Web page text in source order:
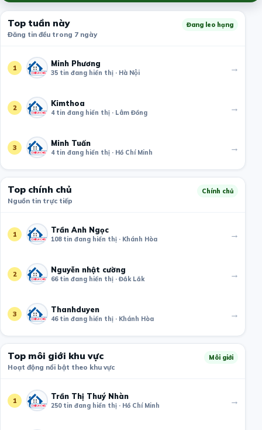
Top tuần này
Đăng tin đều trong 7 ngày
Đang leo hạng
1 Minh Phương
35 tin đang hiển thị · Hà Nội →
2 Kimthoa
4 tin đang hiển thị · Lâm Đồng →
3 Minh Tuấn
4 tin đang hiển thị · Hồ Chí Minh →
Top chính chủ
Nguồn tin trực tiếp
Chính chủ
1 Trần Anh Ngọc
108 tin đang hiển thị · Khánh Hòa →
2 Nguyễn nhật cường
66 tin đang hiển thị · Đắk Lắk →
3 Thanhduyen
46 tin đang hiển thị · Khánh Hòa →
Top môi giới khu vực
Hoạt động nổi bật theo khu vực
Môi giới
1 Trần Thị Thuý Nhàn
250 tin đang hiển thị · Hồ Chí Minh →